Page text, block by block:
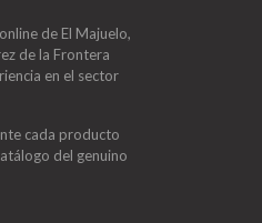
de El Majuelo,
de la Frontera
en el sector
cada producto
del genuino